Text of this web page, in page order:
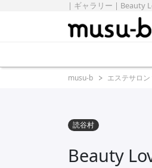
| ギャラリー | Beauty
musu-b エステサロ
読谷村
Beauty